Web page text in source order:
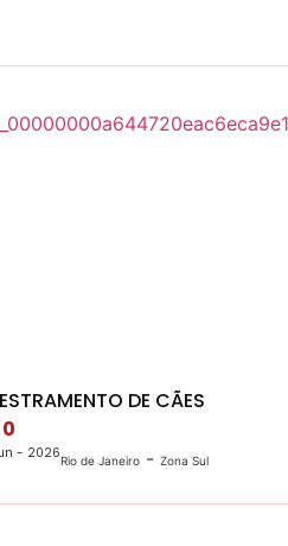
DE CÃES
- 2026Rio de Janeiro- Zona Sul